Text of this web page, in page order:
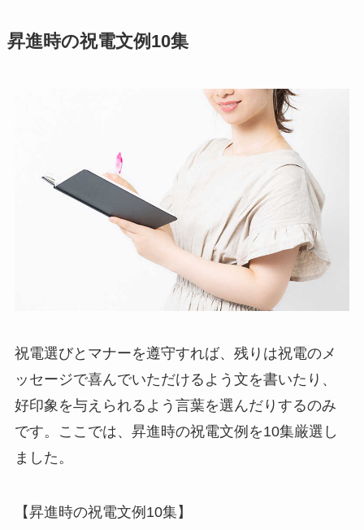
昇進時の祝電文例10集
祝電選びとマナーを遵守すれば、残りは祝電のメ
ッセージで喜んでいただけるよう文を書いたり、
好印象を与えられるよう言葉を選んだりするのみ
です。ここでは、昇進時の祝電文例を10集厳選し
ました。
【昇進時の祝電文例10集】